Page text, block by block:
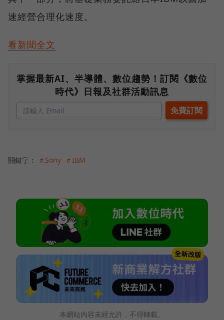
速經營合理化速度。
看新聞全文
掌握最新AI、半導體、數位趨勢！訂閱《數位
時代》日報及社群活動訊息
關鍵字： ＃Sony ＃IBM
本網站內容未經允許，不得轉載。